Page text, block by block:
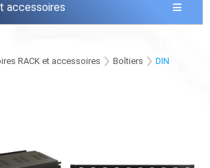
accessoires
RACK et accessoires Boîtiers DIN